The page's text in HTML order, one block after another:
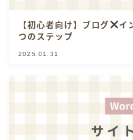
【初心者向け】ブログ
イ
つのステップ
2025.01.31